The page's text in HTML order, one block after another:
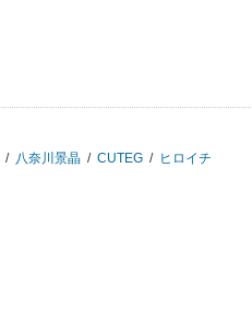
/ 八奈川景晶 / CUTEG /
ヒロイチ